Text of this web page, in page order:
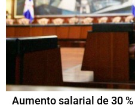
Aumento salarial de 30